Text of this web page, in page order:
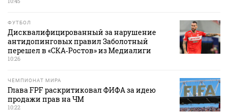
ФУТБОЛ
Дисквалифицированный за нарушение
антидопинговых правил Заболотный
перешел в «СКА‑Ростов» из Медиалиги
10:26
ЧЕМПИОНАТ МИРА
Глава FPF раскритиковал ФИФА за идею
продажи прав на ЧМ
10:22